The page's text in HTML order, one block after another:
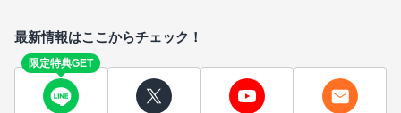
最新情報はここからチェック！
限定特典GET